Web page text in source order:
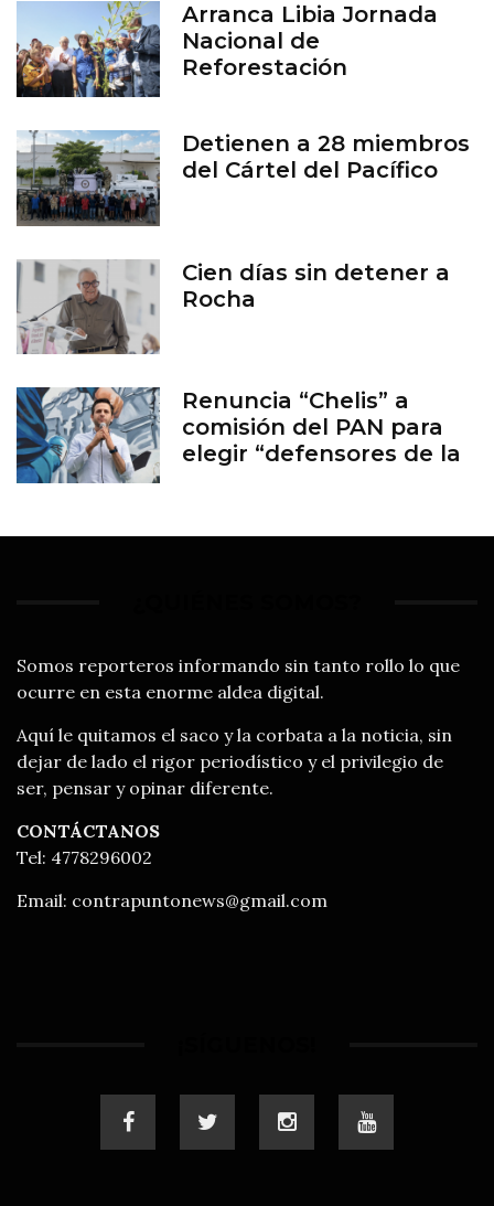
Arranca Libia Jornada
Nacional de
Reforestación
Detienen a 28 miembros
del Cártel del Pacífico
Cien días sin detener a
Rocha
Renuncia “Chelis” a
comisión del PAN para
elegir “defensores de la
Somos reporteros informando sin tanto rollo lo que
ocurre en esta enorme aldea digital.
Aquí le quitamos el saco y la corbata a la noticia, sin
dejar de lado el rigor periodístico y el privilegio de
ser, pensar y opinar diferente.
CONTÁCTANOS
Tel: 4778296002
Email: contrapuntonews@gmail.com